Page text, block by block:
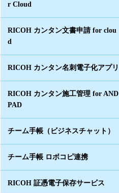
r Cloud
RICOH カンタン文書申請 for clou
d
RICOH カンタン名刺電子化アプリ
RICOH カンタン施工管理 for AND
PAD
チーム手帳（ビジネスチャット）
チーム手帳 ロボコピ連携
RICOH 証憑電子保存サービス